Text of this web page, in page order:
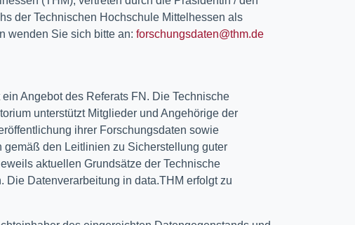
der Technischen Hochschule Mittelhessen als
wenden Sie sich bitte an: forschungsdaten@thm.de
Angebot des Referats FN. Die Technische
unterstützt Mitglieder und Angehörige der
ihrer Forschungsdaten sowie
den Leitlinien zu Sicherstellung guter
aktuellen Grundsätze der Technische
Datenverarbeitung in data.THM erfolgt zu